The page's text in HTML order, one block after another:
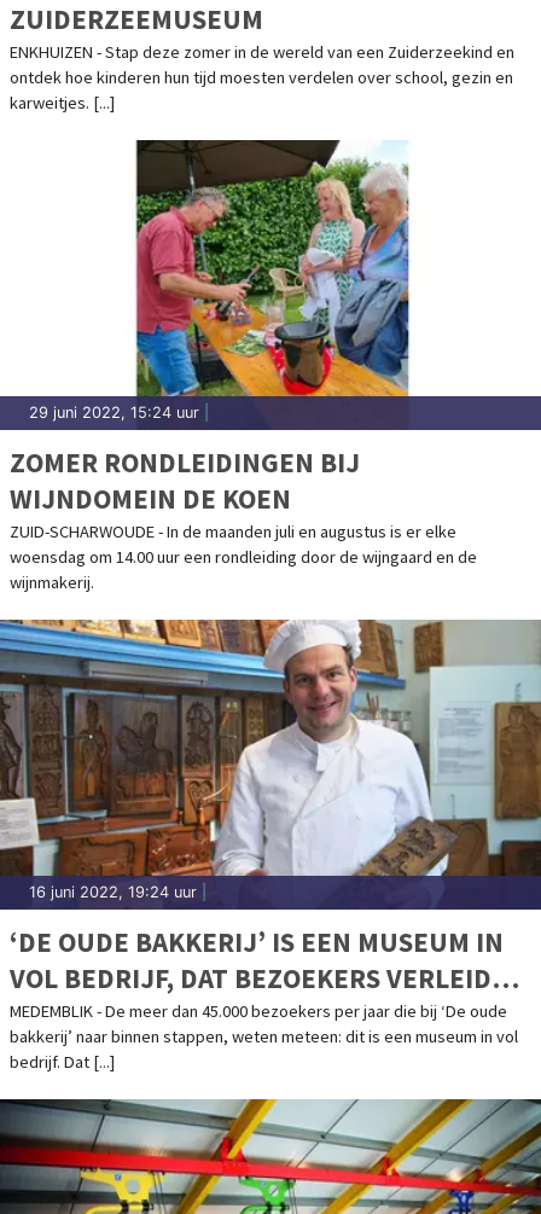
ZUIDERZEEMUSEUM
ENKHUIZEN - Stap deze zomer in de wereld van een Zuiderzeekind en
ontdek hoe kinderen hun tijd moesten verdelen over school, gezin en
karweitjes. [...]
29 juni 2022, 15:24 uur
ZOMER RONDLEIDINGEN BIJ
WIJNDOMEIN DE KOEN
ZUID-SCHARWOUDE - In de maanden juli en augustus is er elke
woensdag om 14.00 uur een rondleiding door de wijngaard en de
wijnmakerij.
16 juni 2022, 19:24 uur
‘DE OUDE BAKKERIJ’ IS EEN MUSEUM IN
VOL BEDRIJF, DAT BEZOEKERS VERLEIDT
VIA ALLE ZINTUIGEN
MEDEMBLIK - De meer dan 45.000 bezoekers per jaar die bij ‘De oude
bakkerij’ naar binnen stappen, weten meteen: dit is een museum in vol
bedrijf. Dat [...]